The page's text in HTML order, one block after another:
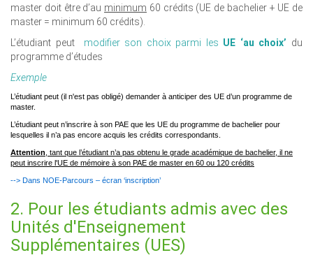
master doit être d’au minimum 60 crédits (UE de bachelier + UE de
master = minimum 60 crédits).
L’étudiant peut modifier son choix parmi les UE ‘au choix’ du
programme d’études
Exemple
L’étudiant peut (il n'est pas obligé) demander à anticiper des UE d’un programme de
master.
L’étudiant peut n’inscrire à son PAE que les UE du programme de bachelier pour
lesquelles il n’a pas encore acquis les crédits correspondants.
Attention , tant que l’étudiant n’a pas obtenu le grade académique de bachelier, il ne
peut inscrire l'UE de mémoire à son PAE de master en 60 ou 120 crédits
--> Dans NOE-Parcours – écran ‘inscription’
2. Pour les étudiants admis avec des
Unités d'Enseignement
Supplémentaires (UES)